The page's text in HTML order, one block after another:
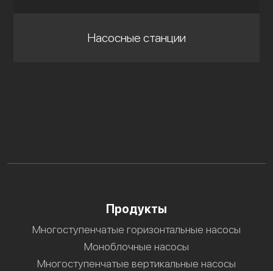
Насосные станции
Продукты
Многоступенчатые горизонтальные насосы
Моноблочные насосы
Многоступенчатые вертикальные насосы